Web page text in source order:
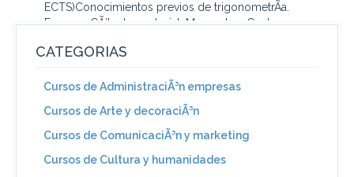
ECTS)Conocimientos previos de trigonometrÃ­a.
Fuerzas. CÃ¡lculo vectorial. Momentos. Centros...
CATEGORIAS
Cursos de AdministraciÃ³n empresas
Cursos de Arte y decoraciÃ³n
Cursos de ComunicaciÃ³n y marketing
Cursos de Cultura y humanidades